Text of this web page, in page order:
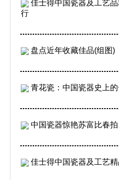
佳士得中国瓷器及工艺
行
盘点近年收藏佳品(组图)
青花瓷：中国瓷器史上的
中国瓷器惊艳苏富比春拍
佳士得中国瓷器及工艺